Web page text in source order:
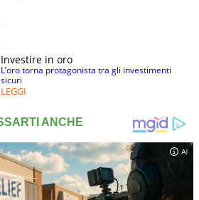
Investire in oro
L’oro torna protagonista tra gli investimenti
sicuri
LEGGI